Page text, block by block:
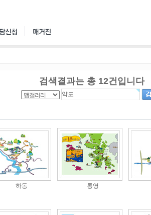
검색결과는 총 12건입니다
하동 통영